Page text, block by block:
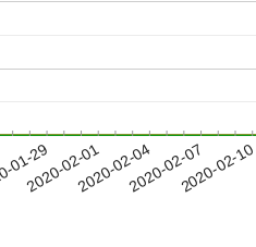
01-29
2020-02-012020-02-042020-02-072020-02-10